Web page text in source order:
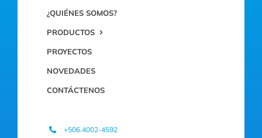
¿QUIÉNES SOMOS?
PRODUCTOS
PROYECTOS
NOVEDADES
CONTÁCTENOS
+506.4002-4592